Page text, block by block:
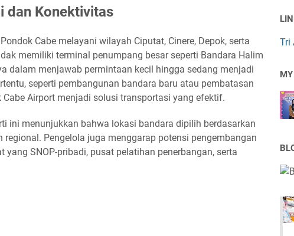
dan Konektivitas
Cabe melayani wilayah Ciputat, Cinere, Depok, serta
memiliki terminal penumpang besar seperti Bandara Halim
dalam menjawab permintaan kecil hingga sedang menjadi
seperti pembangunan bandara baru atau pembatasan
Cabe Airport menjadi solusi transportasi yang efektif.
ini menunjukkan bahwa lokasi bandara dipilih berdasarkan
regional. Pengelola juga menggarap potensi pengembangan
SNOP-pribadi, pusat pelatihan penerbangan, serta
Tri